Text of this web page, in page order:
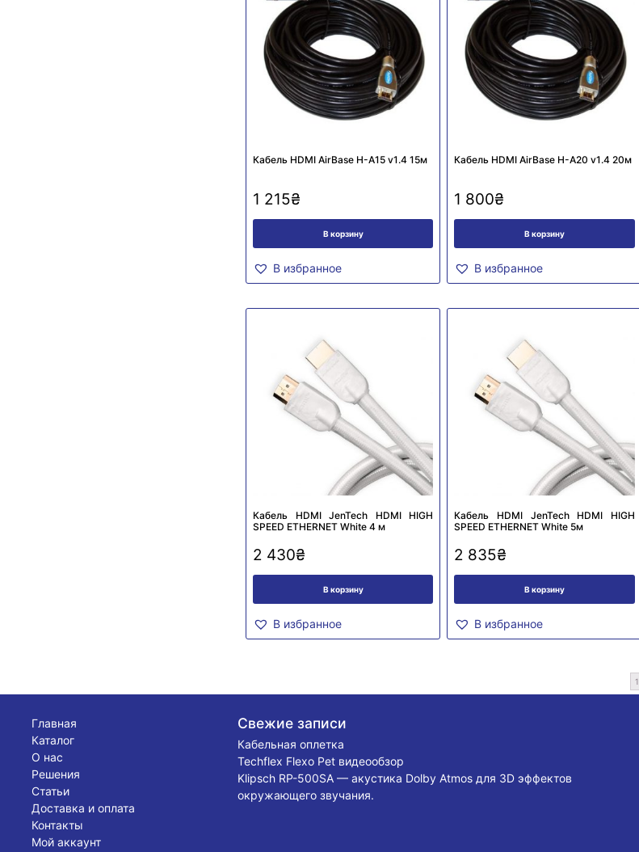
Кабель HDMI AirBase H-A15 v1.4 15м
1 215₴
В корзину
В избранное
Кабель HDMI AirBase H-A20 v1.4 20м
1 800₴
В корзину
В избранное
Кабель HDMI JenTech HDMI HIGH
SPEED ETHERNET White 4 м
2 430₴
В корзину
В избранное
Кабель HDMI JenTech HDMI HIGH
SPEED ETHERNET White 5м
2 835₴
В корзину
В избранное
1
Главная
Каталог
О нас
Решения
Статьи
Доставка и оплата
Контакты
Мой аккаунт
Свежие записи
Кабельная оплетка
Techflex Flexo Pet видеообзор
Klipsch RP-500SA — акустика Dolby Atmos для 3D эффектов
окружающего звучания.